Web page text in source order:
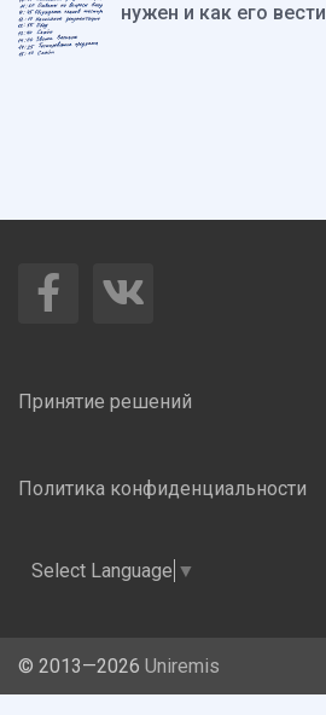
нужен и как его вести
Принятие решений
Политика конфиденциальности
Select Language ▼
© 2013—2026 Uniremis